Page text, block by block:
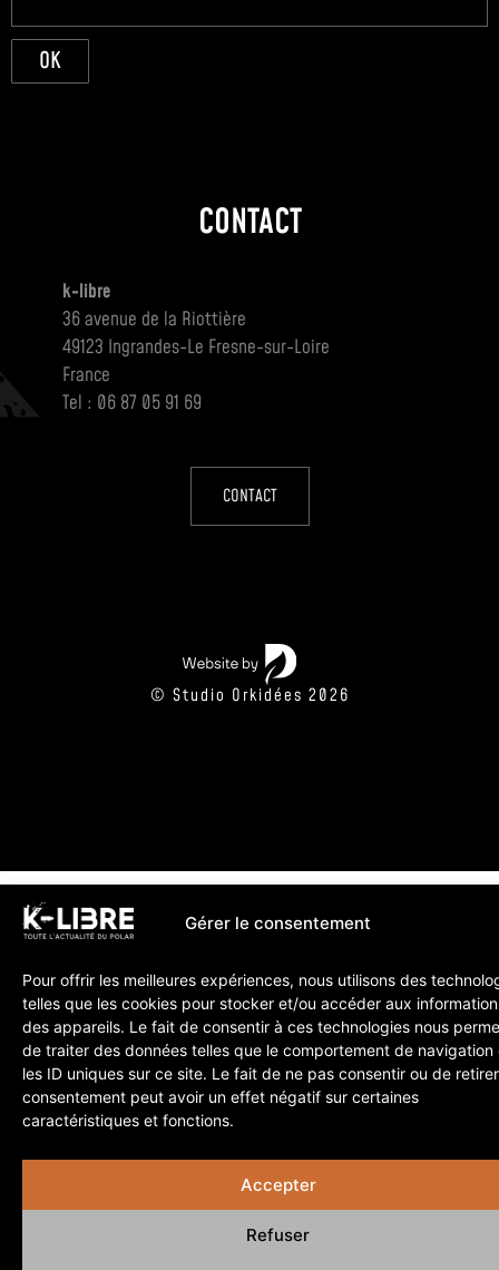
Gérer le consentement
Pour offrir les meilleures expériences, nous utilisons des
telles que les cookies pour stocker et/ou accéder aux
des appareils. Le fait de consentir à ces technologies nous
de traiter des données telles que le comportement de navigation
les ID uniques sur ce site. Le fait de ne pas consentir ou de
consentement peut avoir un effet négatif sur certaines
caractéristiques et fonctions.
Accepter
Refuser
OK
CONTACT
k-libre
36 avenue de la Riottière
49123 Ingrandes-Le Fresne-sur-Loire
France
Tel : 06 87 05 91 69
CONTACT
© Studio Orkidées 2026